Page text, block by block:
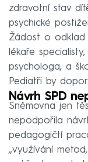
zdravotní stav
psychické
Žádost o
lékaře
psychologa, a
Pediatři by
Návrh SPD
Sněmovna jen
nepodpořila
pedagogičtí
„využívání